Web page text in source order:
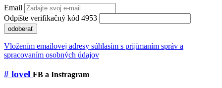
Email
Odpíšte verifikačný kód 4953
odoberať
Vložením emailovej adresy súhlasím s prijímaním správ a
spracovaním osobných údajov
# lovel FB a Instragram